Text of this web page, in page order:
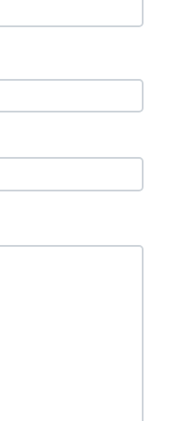
Credit Broker
Allfällige aus dem
sind ausschließlich
sind und daher ohne
als Doppelmakler tätig.